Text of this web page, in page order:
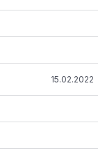
15.02.2022